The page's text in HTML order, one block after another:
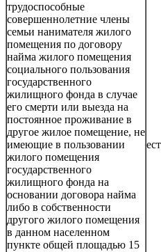
трудоспособные
совершеннолетние члены
семьи нанимателя жилого
помещения по договору
найма жилого помещения
социального пользования
государственного
жилищного фонда в случае
его смерти или выезда на
постоянное проживание в
другое жилое помещение, не
имеющие в пользовании
жилого помещения
государственного
жилищного фонда на
основании договора найма
либо в собственности
другого жилого помещения
в данном населенном
пункте общей площадью 15